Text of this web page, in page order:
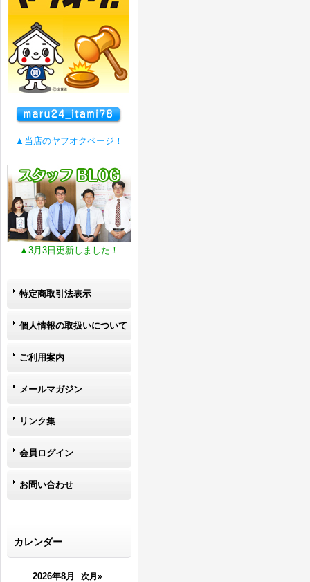
▲当店のヤフオクページ！
▲3月3日更新しました！
特定商取引法表示
個人情報の取扱いについて
ご利用案内
メールマガジン
リンク集
会員ログイン
お問い合わせ
カレンダー
2026年8月 次月»